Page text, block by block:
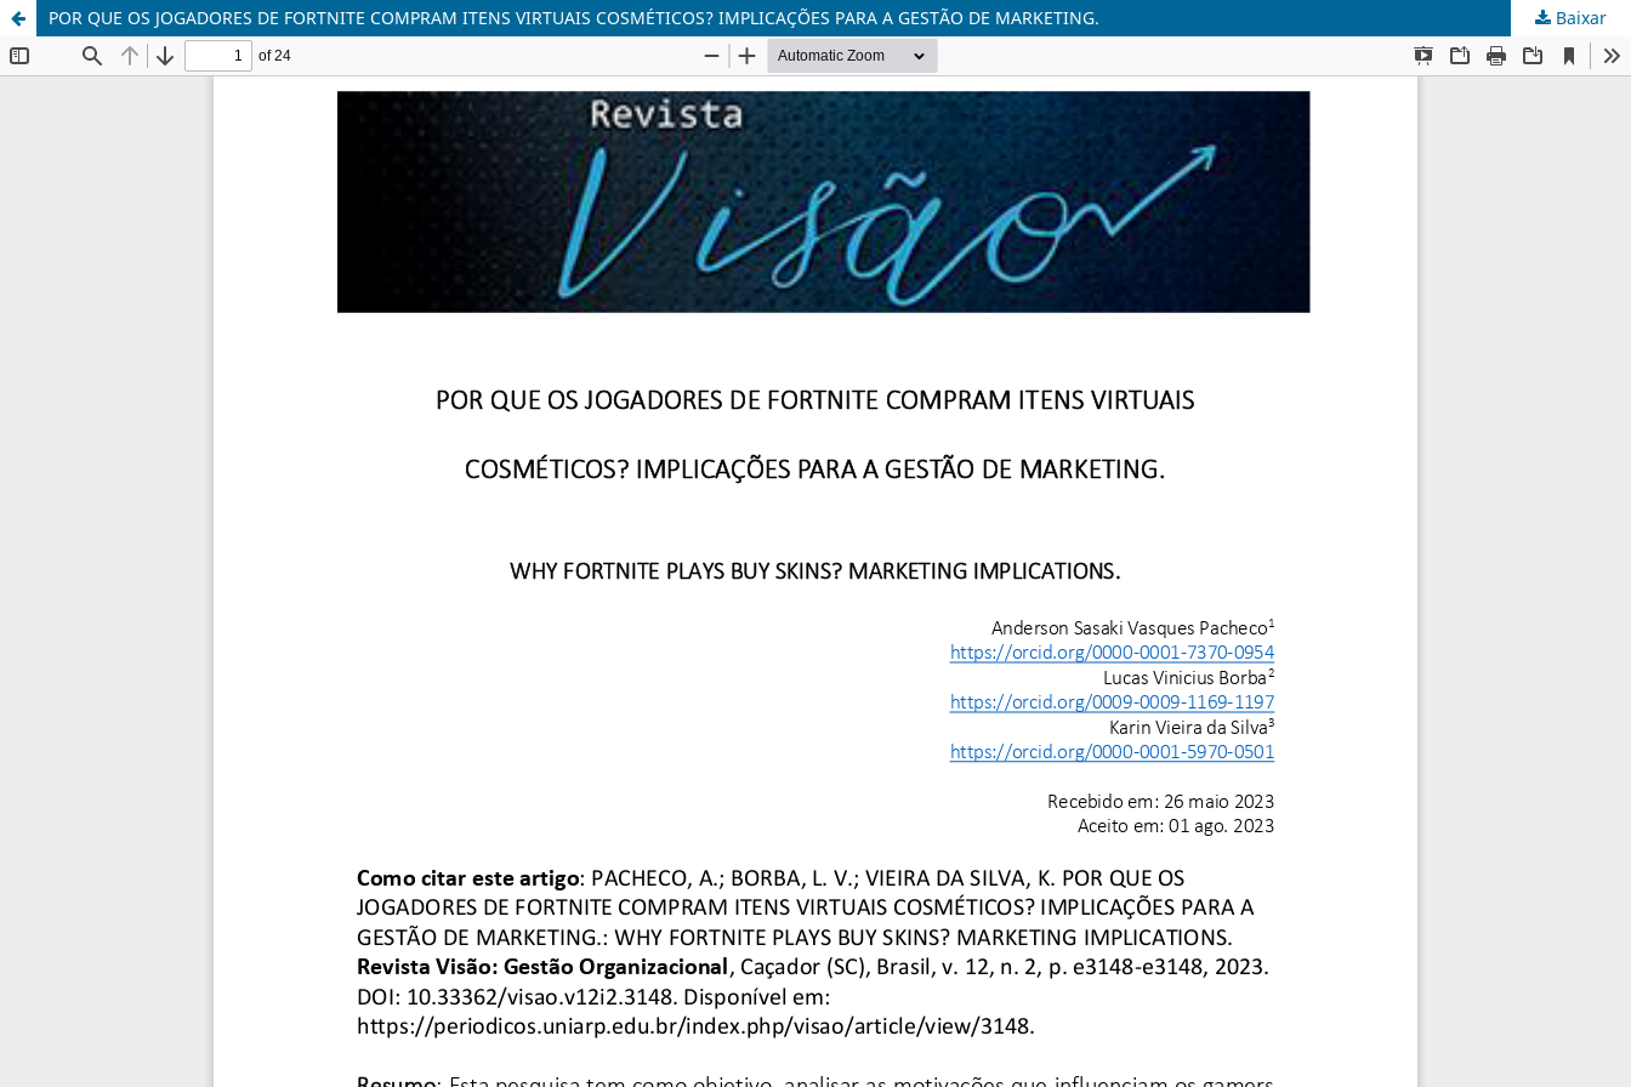
POR QUE OS JOGADORES DE FORTNITE COMPRAM ITENS VIRTUAIS COSMÉTICOS? IMPLICAÇÕES PARA A GESTÃO DE MARKETING. Baixar